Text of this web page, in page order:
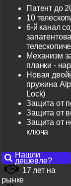
Патент до
10
6-й канал
Механизм
планки -
Новая
пружина
Lock)
Защита от
Защита от
Защита от
ключа
Нашли
дешевле?
17 лет на
рынке